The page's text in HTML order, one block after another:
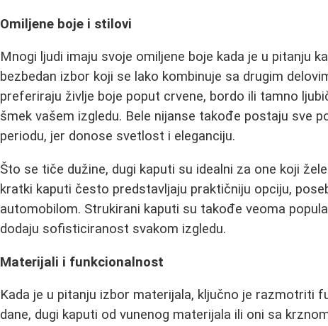
Omiljene boje i stilovi
Mnogi ljudi imaju svoje omiljene boje kada je u pitanju
bezbedan izbor koji se lako kombinuje sa drugim
preferiraju življe boje poput crvene, bordo ili tamno
šmek vašem izgledu. Bele nijanse takođe postaju sve
periodu, jer donose svetlost i eleganciju.
Što se tiče dužine, dugi kaputi su idealni za one koji
kratki kaputi često predstavljaju praktičniju opciju,
automobilom. Strukirani kaputi su takođe veoma
dodaju sofisticiranost svakom izgledu.
Materijali i funkcionalnost
Kada je u pitanju izbor materijala, ključno je razmotriti
dane, dugi kaputi od vunenog materijala ili oni sa